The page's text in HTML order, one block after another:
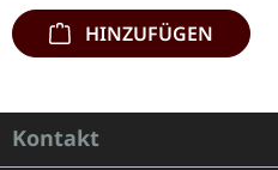
HINZUFÜGEN
Kontakt